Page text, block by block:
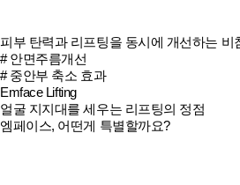
피부 탄력과 리프팅을 동시에 개선하는 비
# 안면주름개선
# 중안부 축소 효과
Emface Lifting
얼굴 지지대를 세우는 리프팅의 정점
엠페이스, 어떤게 특별할까요?